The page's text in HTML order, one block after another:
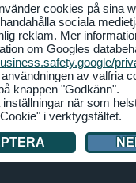
Ordlista
Let's Play direktiv
Support
Villkor
Hantera Cookies
cookies på sina
sociala
reklam. Mer
om Googles
av valfria
knappen "Godkänn".
när som
i verktygsfältet.